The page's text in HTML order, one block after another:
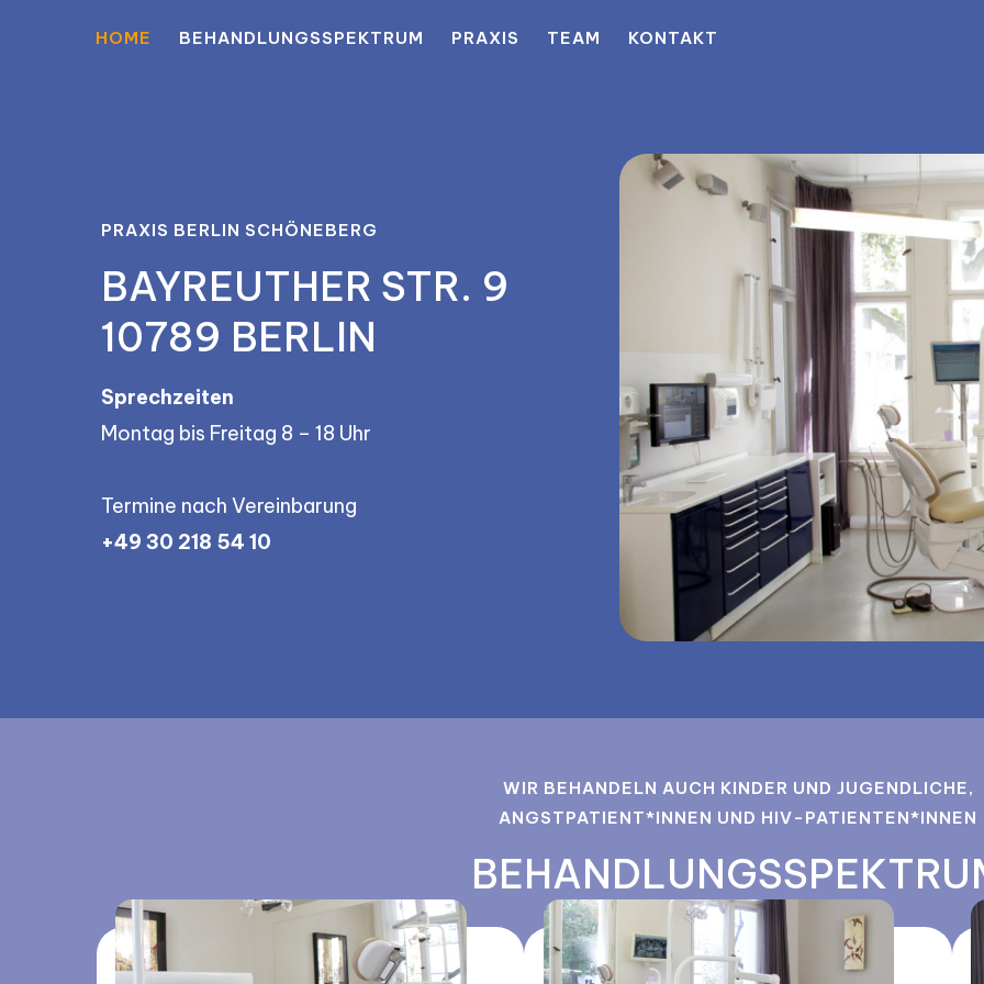
HOME BEHANDLUNGSSPEKTRUM PRAXIS TEAM KONTAKT
PRAXIS BERLIN SCHÖNEBERG
BAYREUTHER STR. 9
10789 BERLIN
Sprechzeiten
Montag bis Freitag 8 – 18 Uhr
Termine nach Vereinbarung
+49 30 218 54 10
WIR BEHANDELN AUCH KINDER UND JUGENDLICHE,
ANGSTPATIENT*INNEN UND HIV-PATIENTEN*INNEN